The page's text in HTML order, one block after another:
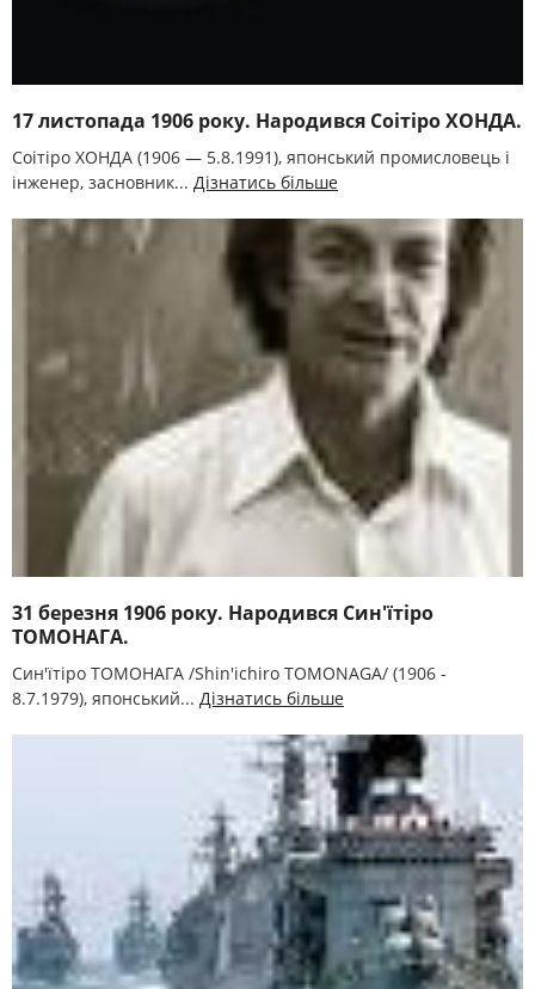
17 листопада 1906 року. Народився Соітіро ХОНДА.
Соітіро ХОНДА (1906 — 5.8.1991), японський промисловець і
інженер, засновник... Дізнатись більше
31 березня 1906 року. Народився Син'їтіро
ТОМОНАГА.
Син'їтіро ТОМОНАГА /Shin'ichiro TOMONAGA/ (1906 -
8.7.1979), японський... Дізнатись більше